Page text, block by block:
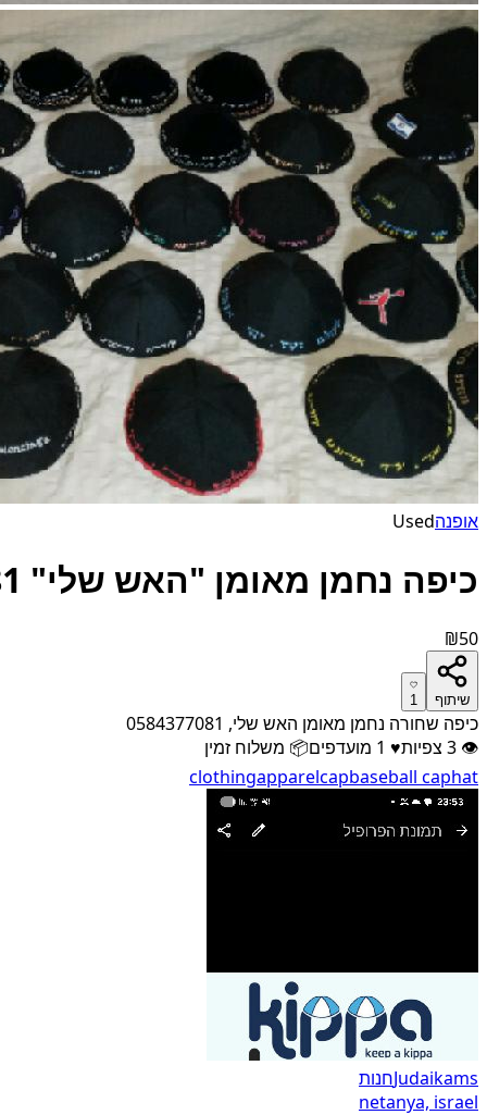
אופנהUsed
כיפה נחמן מאומן "האש שלי" 0584377081
₪50
שיתוף 1
כיפה שחורה נחמן מאומן האש שלי, 0584377081
👁
3 צפיות♥
1 מועדפים📦 משלוח זמין
clothingapparelcapbaseball caphat
Judaikamsחנות
netanya, israel